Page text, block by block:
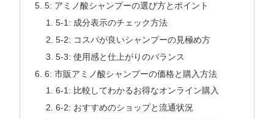
5: アミノ酸シャンプーの選び方とポイント
5-1: 成分表示のチェック方法
5-2: コスパが良いシャンプーの見極め方
5-3: 使用感と仕上がりのバランス
6: 市販アミノ酸シャンプーの価格と購入方法
6-1: 比較してわかるお得なオンライン購入
6-2: おすすめのショップと流通状況